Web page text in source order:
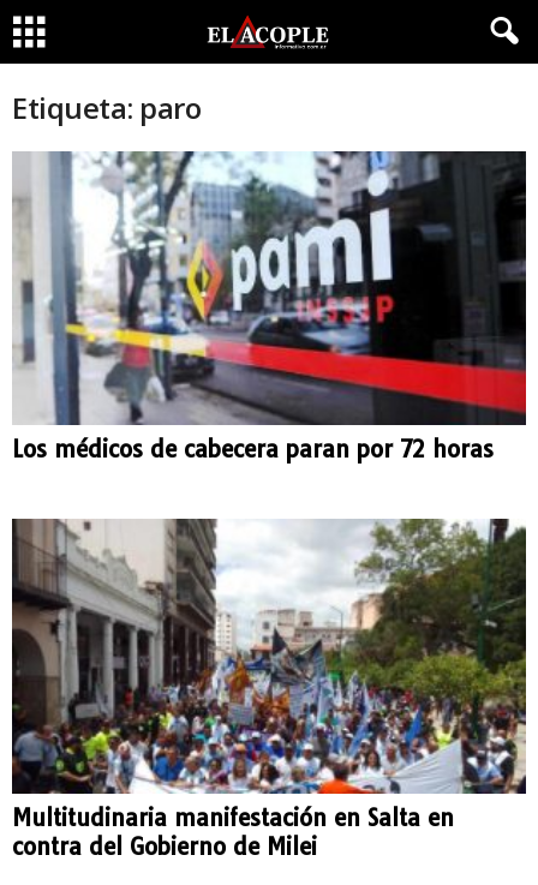
Etiqueta: paro
Los médicos de cabecera paran por 72 horas
Multitudinaria manifestación en Salta en
contra del Gobierno de Milei